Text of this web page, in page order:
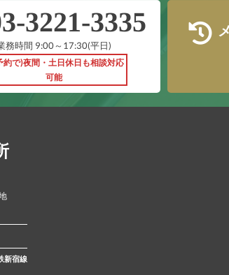
務時間 9:00～17:30(平日)
約で)夜間・土日休日も相談対応
可能
新宿線